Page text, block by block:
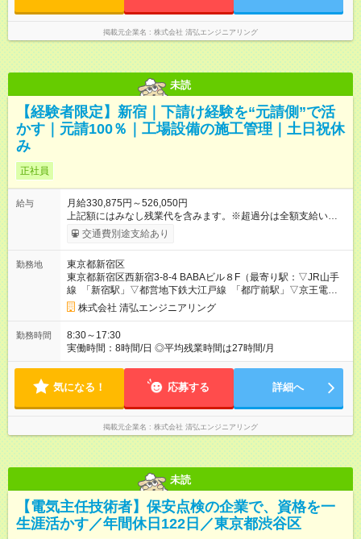
掲載元企業名 株式会社 清弘エンジニアリング
未読
【経験者限定】新宿｜下請け経験を“元請側”で活
かす｜元請100％｜工場設備の施工管理｜土日祝休
み
正社員
給与
月給330,875円～526,050円
上記額にはみなし残業代を含みます。※超過分は全額支給いたし
ます。 みなし残業代 70,875円 ～ 120,150円／月 みなし残業時
間 45時間／月 ★決算賞与年1回★ (100万円以上の支給例あり) ※
給与は考慮いたします 【試用期間】試用期間あり 試用期間の長
さ：3ヶ月 雇用形態、給与は本採用時と同じです。
交通費別途支給あり
勤務地
東京都新宿区
東京都新宿区西新宿3-8-4 BABAビル８F（最寄り駅：▽JR山手
線 「新宿駅」▽都営地下鉄大江戸線 「都庁前駅」▽京王電鉄京
王線 「初台駅」）
株式会社 清弘エンジニアリング
勤務時間
8:30～17:30
実働時間：8時間/日 ◎平均残業時間は27時間/月
気になる！ 応募する 詳細へ
掲載元企業名 株式会社 清弘エンジニアリング
未読
【電気主任技術者】保安点検の企業で、資格を一
生涯活かす／年間休日122日／東京都渋谷区